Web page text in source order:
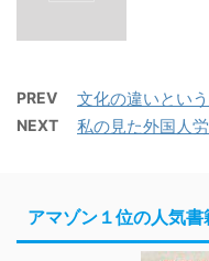
PREV 文化の違いとい
NEXT 私の見た外国人
アマゾン１位の人気書